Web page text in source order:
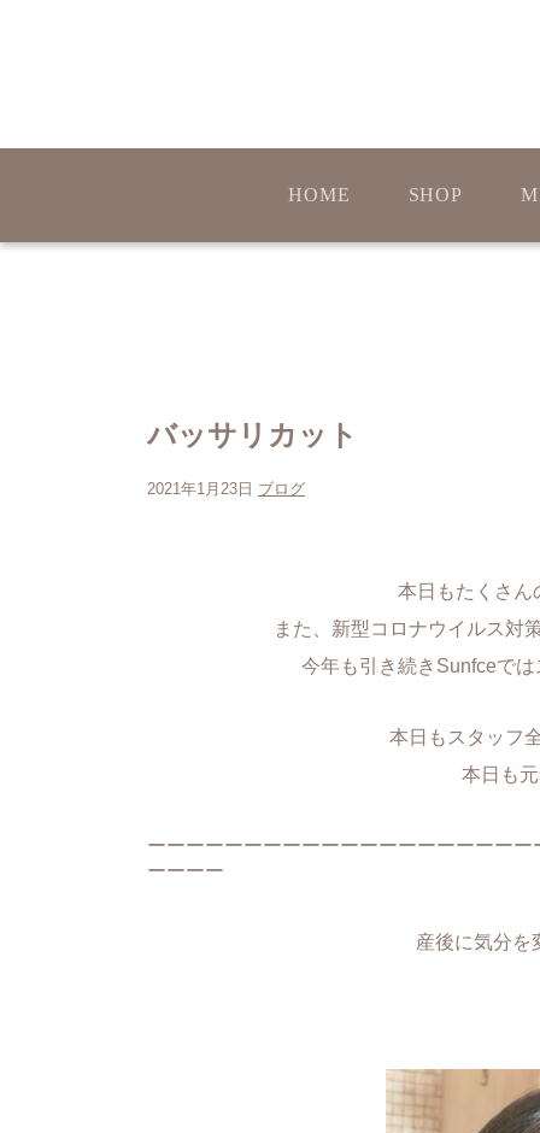
HOME SHOP
バッサリカット
2021年1月23日 ブログ
本日もたくさん
また、新型コロナウイルス対
今年も引き続きSunfceで
本日もスタッフ
本日も
ーーーーーーーーーーーーーーーーーーー
ーーーー
産後に気分を